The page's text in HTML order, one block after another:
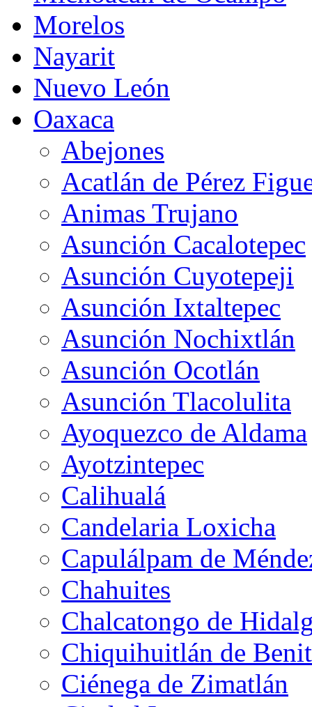
Morelos
Nayarit
Nuevo León
Oaxaca
Abejones
Acatlán de Pérez
Animas Trujano
Asunción Cacalotepec
Asunción Cuyotepeji
Asunción Ixtaltepec
Asunción Nochixtlán
Asunción Ocotlán
Asunción Tlacolulita
Ayoquezco de Aldama
Ayotzintepec
Calihualá
Candelaria Loxicha
Capulálpam de
Chahuites
Chalcatongo de
Chiquihuitlán de
Ciénega de Zimatlán